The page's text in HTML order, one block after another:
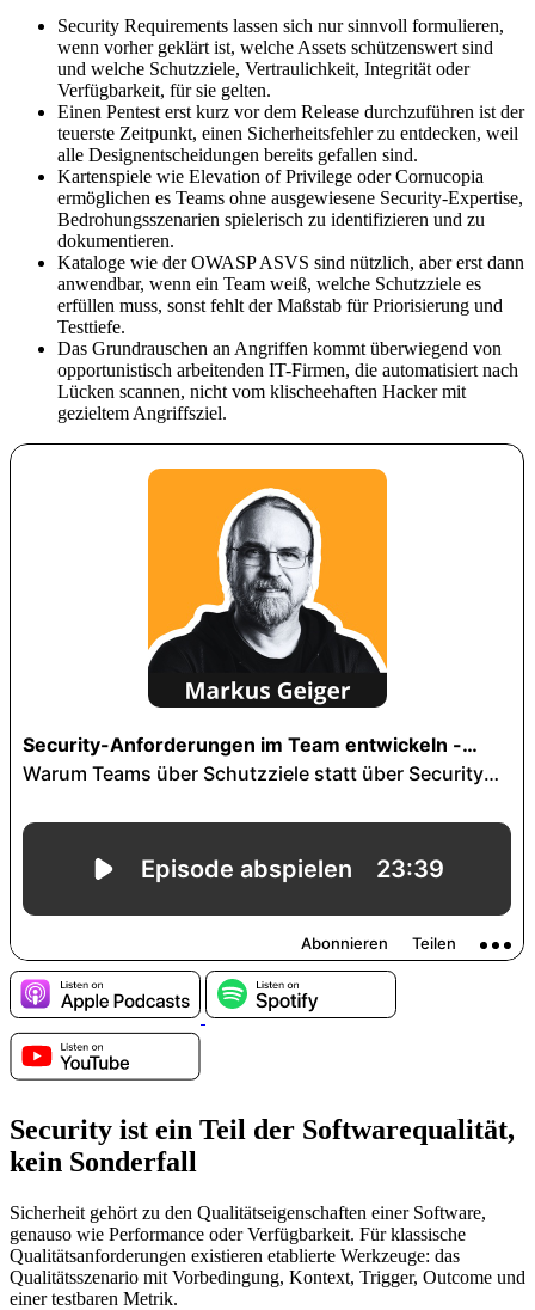
Security Requirements lassen sich nur sinnvoll formulieren,
wenn vorher geklärt ist, welche Assets schützenswert sind
und welche Schutzziele, Vertraulichkeit, Integrität oder
Verfügbarkeit, für sie gelten.
Einen Pentest erst kurz vor dem Release durchzuführen ist der
teuerste Zeitpunkt, einen Sicherheitsfehler zu entdecken, weil
alle Designentscheidungen bereits gefallen sind.
Kartenspiele wie Elevation of Privilege oder Cornucopia
ermöglichen es Teams ohne ausgewiesene Security-Expertise,
Bedrohungsszenarien spielerisch zu identifizieren und zu
dokumentieren.
Kataloge wie der OWASP ASVS sind nützlich, aber erst dann
anwendbar, wenn ein Team weiß, welche Schutzziele es
erfüllen muss, sonst fehlt der Maßstab für Priorisierung und
Testtiefe.
Das Grundrauschen an Angriffen kommt überwiegend von
opportunistisch arbeitenden IT-Firmen, die automatisiert nach
Lücken scannen, nicht vom klischeehaften Hacker mit
gezieltem Angriffsziel.
Security ist ein Teil der Softwarequalität,
kein Sonderfall
Sicherheit gehört zu den Qualitätseigenschaften einer Software,
genauso wie Performance oder Verfügbarkeit. Für klassische
Qualitätsanforderungen existieren etablierte Werkzeuge: das
Qualitätsszenario mit Vorbedingung, Kontext, Trigger, Outcome und
einer testbaren Metrik.